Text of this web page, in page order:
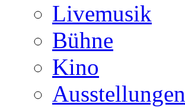
Livemusik
Bühne
Kino
Ausstellungen